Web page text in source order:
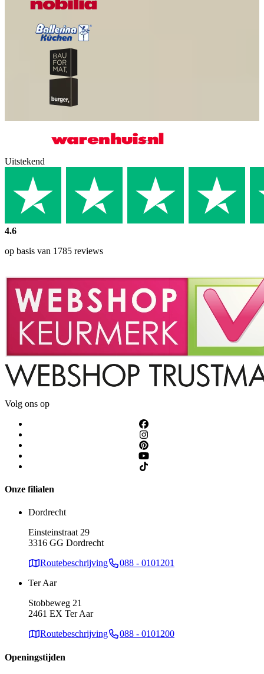
Uitstekend
4.6
op basis van 1785 reviews
Volg ons op
Onze filialen
Dordrecht
Einsteinstraat 29
3316 GG Dordrecht
Routebeschrijving
088 - 0101201
Ter Aar
Stobbeweg 21
2461 EX Ter Aar
Routebeschrijving
088 - 0101200
Openingstijden